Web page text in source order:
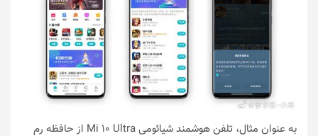
به عنوان مثال، تلفن هوشمند شیائومی Mi 10 Ultra از حافظه رم